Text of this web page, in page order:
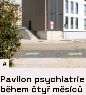
A
Pavilon
během čtyř